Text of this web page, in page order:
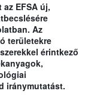
EFSA új,
Az
területekre
érintkező
iránymutatást.